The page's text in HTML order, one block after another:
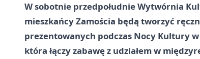
W sobotnie przedpołudnie Wytwórnia
mieszkańcy Zamościa będą tworzyć
prezentowanych podczas Nocy Kultury
która łączy zabawę z udziałem w